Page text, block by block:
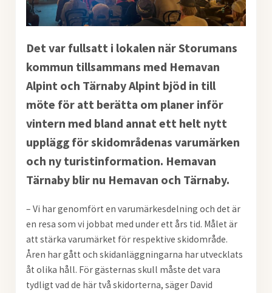
Det var fullsatt i lokalen när Storumans
kommun tillsammans med Hemavan
Alpint och Tärnaby Alpint bjöd in till
möte för att berätta om planer inför
vintern med bland annat ett helt nytt
upplägg för skidområdenas varumärken
och ny turistinformation. Hemavan
Tärnaby blir nu Hemavan och Tärnaby.
– Vi har genomfört en varumärkesdelning och det är
en resa som vi jobbat med under ett års tid. Målet är
att stärka varumärket för respektive skidområde.
Åren har gått och skidanläggningarna har utvecklats
åt olika håll. För gästernas skull måste det vara
tydligt vad de här två skidorterna, säger David